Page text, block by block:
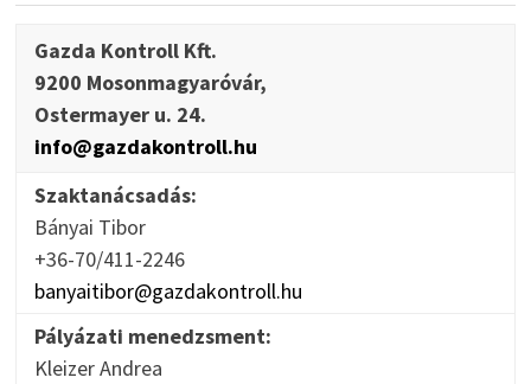
Gazda Kontroll Kft.
9200 Mosonmagyaróvár,
Ostermayer u. 24.
info@gazdakontroll.hu
Szaktanácsadás:
Bányai Tibor
+36-70/411-2246
banyaitibor@gazdakontroll.hu
Pályázati menedzsment:
Kleizer Andrea